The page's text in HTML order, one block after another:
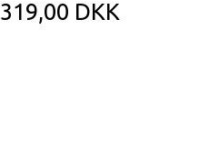
319,00 DKK